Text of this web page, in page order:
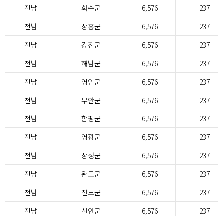
전남
화순군 6,576
237
전남
장흥군 6,576
237
전남
강진군 6,576
237
전남
해남군 6,576
237
전남
영암군 6,576
237
전남
무안군 6,576
237
전남
함평군 6,576
237
전남
영광군 6,576
237
전남
장성군 6,576
237
전남
완도군 6,576
237
전남
진도군 6,576
237
전남
신안군 6,576
237